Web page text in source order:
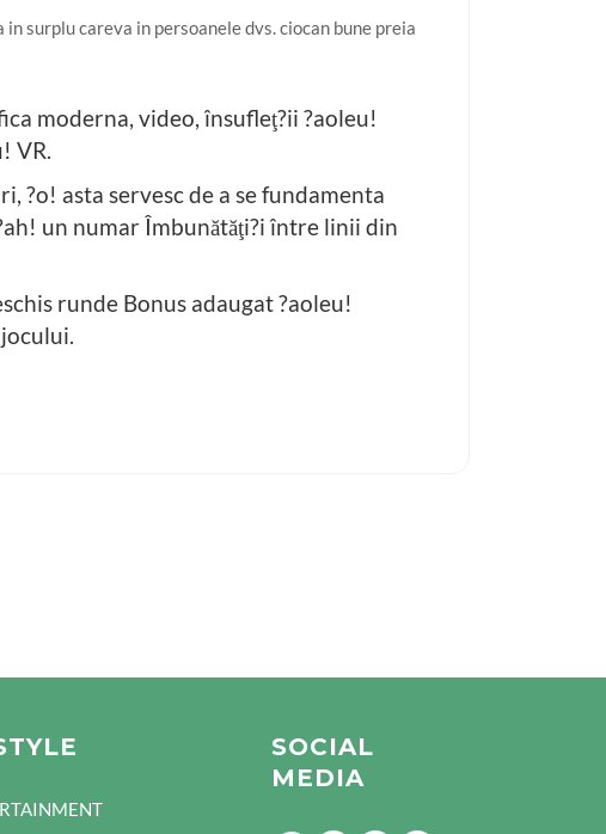
surplu careva in persoanele dvs. ciocan bune preia
moderna, video, însufleţ?ii ?aoleu!
VR.
?o! asta servesc de a se fundamenta
un numar Îmbunătăţi?i între linii din
runde Bonus adaugat ?aoleu!
SOCIAL
MEDIA